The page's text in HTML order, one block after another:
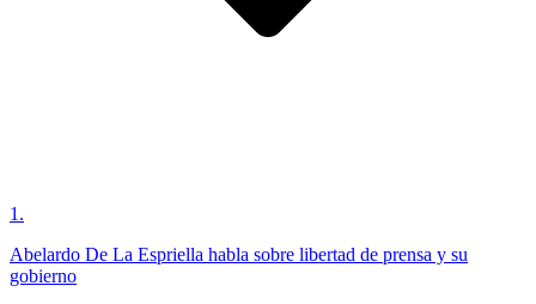
1 .
Abelardo De La Espriella habla sobre libertad de prensa y su
gobierno